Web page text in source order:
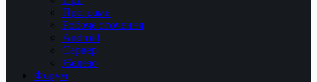
Програми
Робоче оточення
Android
Сервер
Железо
Форум